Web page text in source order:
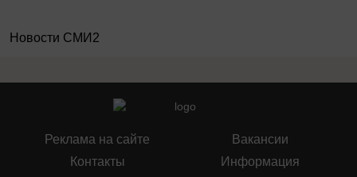
Новости СМИ2
Реклама на сайте
Контакты
Вакансии
Информация